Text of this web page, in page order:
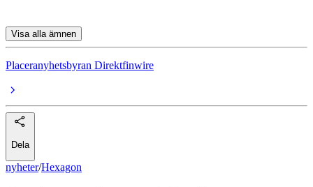
Visa alla ämnen
Placeranyhetsbyran Direktfinwire
Dela
nyheter/Hexagon